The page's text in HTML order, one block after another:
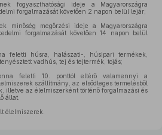
fogyaszthatósági ideje a Magyarországra
forgalmazását követően 2 napon belül lejár;
minőség megőrzési ideje a Magyarországra
forgalmazását követően 14 napon belül
feletti húsra, halászati-, húsipari termékek,
vadhús, tej és tejtermék, tojás;
feletti 10. ponttól eltérő valamennyi a
szállítmány, az elsődleges termelésből
illetve az élelmiszerként történő forgalmazási és
állat.
élelmiszerek.